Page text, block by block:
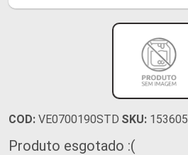
COD: VE0700190STD SKU: 153605
Produto esgotado :(